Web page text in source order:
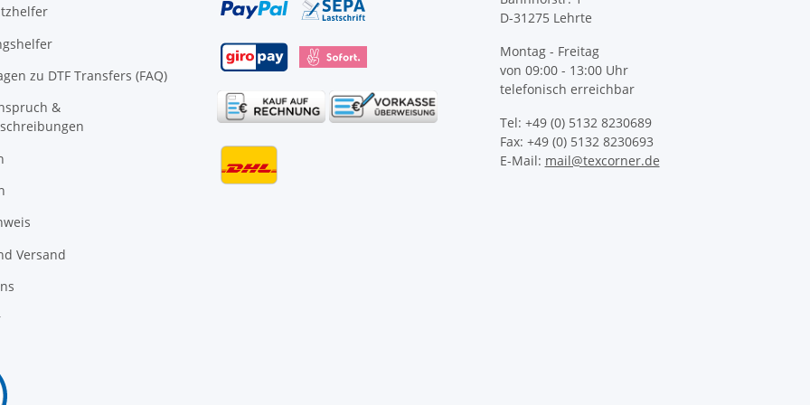
zu DTF Transfers (FAQ)
&
Versand
D-31275 Lehrte
Montag - Freitag
von 09:00 - 13:00 Uhr
telefonisch erreichbar
Tel: +49 (0) 5132 8230689
Fax: +49 (0) 5132 8230693
E-Mail: mail@texcorner.de